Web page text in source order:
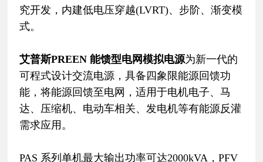
究开发，内建低电压穿越(LVRT)、步阶、渐变模
式。
艾普斯PREEN 能馈型电网模拟电源为新一代的
可程式设计交流电源，具备四象限能源回馈功
能，将能源回馈至电网，适用于电机电子、马
达、压缩机、电动车相关、发电机等有能源反灌
需求应用。
PAS 系列单机最大输出功率可达2000kVA，PFV